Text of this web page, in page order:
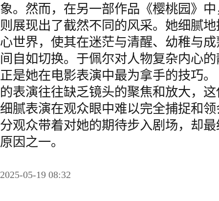
象。然而，在另一部作品《樱桃园》
则展现出了截然不同的风采。她细腻
心世界，使其在迷茫与清醒、幼稚与
间自如切换。于佩尔对人物复杂内心
正是她在电影表演中最为拿手的技巧
的表演往往缺乏镜头的聚焦和放大，
细腻表演在观众眼中难以完全捕捉和
分观众带着对她的期待步入剧场，却
原因之一。
2025-05-19 08:32